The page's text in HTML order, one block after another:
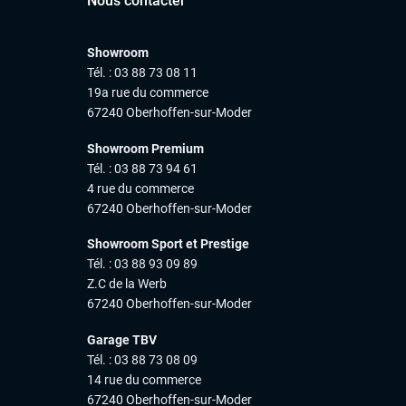
Showroom
Tél. : 03 88 73 08 11
19a rue du commerce
67240 Oberhoffen-sur-Moder
Showroom Premium
Tél. : 03 88 73 94 61
4 rue du commerce
67240 Oberhoffen-sur-Moder
Showroom Sport et Prestige
Tél. : 03 88 93 09 89
Z.C de la Werb
67240 Oberhoffen-sur-Moder
Garage TBV
Tél. : 03 88 73 08 09
14 rue du commerce
67240 Oberhoffen-sur-Moder